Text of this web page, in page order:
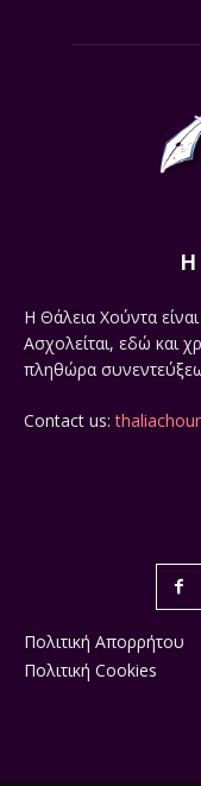
Η
Η Θάλεια Χούντα
Ασχολείται, εδώ και
πληθώρα
Contact us:
Πολιτική Απορρήτου
Πολιτική Cookies